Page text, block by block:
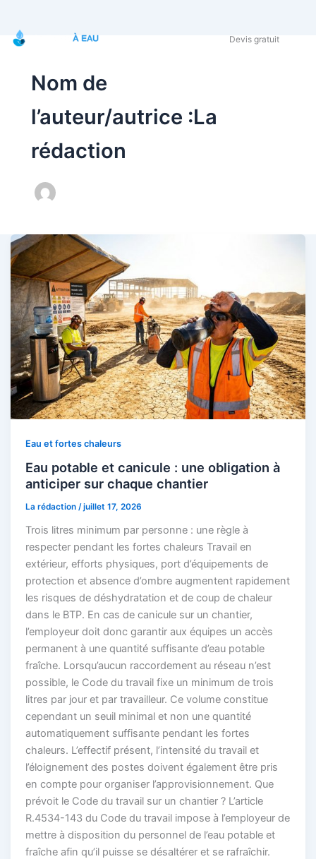
Blog
Devis gratuit
Nom de
l’auteur/autrice :La
rédaction
Eau et fortes chaleurs
Eau potable et canicule : une obligation à
anticiper sur chaque chantier
La rédaction/juillet 17, 2026
Trois litres minimum par personne : une règle à
respecter pendant les fortes chaleurs Travail en
extérieur, efforts physiques, port d’équipements de
protection et absence d’ombre augmentent rapidement
les risques de déshydratation et de coup de chaleur
dans le BTP. En cas de canicule sur un chantier,
l’employeur doit donc garantir aux équipes un accès
permanent à une quantité suffisante d’eau potable
fraîche. Lorsqu’aucun raccordement au réseau n’est
possible, le Code du travail fixe un minimum de trois
litres par jour et par travailleur. Ce volume constitue
cependant un seuil minimal et non une quantité
automatiquement suffisante pendant les fortes
chaleurs. L’effectif présent, l’intensité du travail et
l’éloignement des postes doivent également être pris
en compte pour organiser l’approvisionnement. Que
prévoit le Code du travail sur un chantier ? L’article
R.4534-143 du Code du travail impose à l’employeur de
mettre à disposition du personnel de l’eau potable et
fraîche afin qu’il puisse se désaltérer et se rafraîchir.